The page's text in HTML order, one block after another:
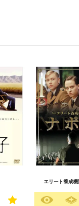
エリート養成